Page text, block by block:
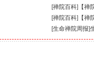
【禅
[禅院百科]
【禅
[禅院百科]
[生命禅院周报]